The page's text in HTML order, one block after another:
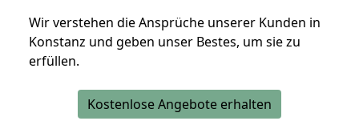
Wir verstehen die Ansprüche unserer Kunden in
Konstanz und geben unser Bestes, um sie zu
erfüllen.
Kostenlose Angebote erhalten